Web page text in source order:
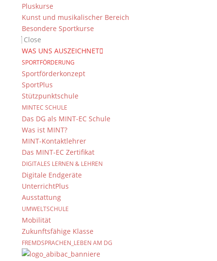
Pluskurse
Kunst und musikalischer Bereich
Besondere Sportkurse
Close
WAS UNS AUSZEICHNET
SPORTFÖRDERUNG
Sportförderkonzept
SportPlus
Stützpunktschule
MINTEC SCHULE
Das DG als MINT-EC Schule
Was ist MINT?
MINT-Kontaktlehrer
Das MINT-EC Zertifikat
DIGITALES LERNEN & LEHREN
Digitale Endgeräte
UnterrichtPlus
Ausstattung
UMWELTSCHULE
Mobilität
Zukunftsfähige Klasse
FREMDSPRACHEN_LEBEN AM DG